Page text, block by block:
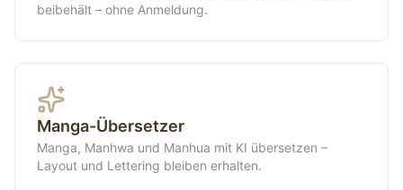
beibehält – ohne Anmeldung.
Manga-Übersetzer
Manga, Manhwa und Manhua mit KI übersetzen –
Layout und Lettering bleiben erhalten.